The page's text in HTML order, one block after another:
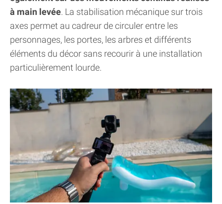
à main levée. La stabilisation mécanique sur trois
axes permet au cadreur de circuler entre les
personnages, les portes, les arbres et différents
éléments du décor sans recourir à une installation
particulièrement lourde.